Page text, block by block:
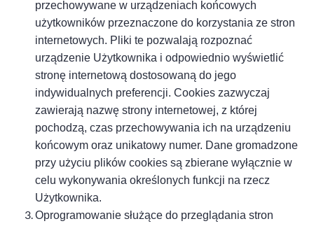
przechowywane w urządzeniach końcowych
użytkowników przeznaczone do korzystania ze stron
internetowych. Pliki te pozwalają rozpoznać
urządzenie Użytkownika i odpowiednio wyświetlić
stronę internetową dostosowaną do jego
indywidualnych preferencji. Cookies zazwyczaj
zawierają nazwę strony internetowej, z której
pochodzą, czas przechowywania ich na urządzeniu
końcowym oraz unikatowy numer. Dane gromadzone
przy użyciu plików cookies są zbierane wyłącznie w
celu wykonywania określonych funkcji na rzecz
Użytkownika.
Oprogramowanie służące do przeglądania stron